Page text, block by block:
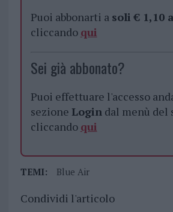
Puoi abbonarti a soli € 1,10
cliccando qui
Sei già abbonato?
Puoi effettuare l'accesso
sezione Logindal menù del
cliccando qui
TEMI: Blue Air
Condividi l'articolo